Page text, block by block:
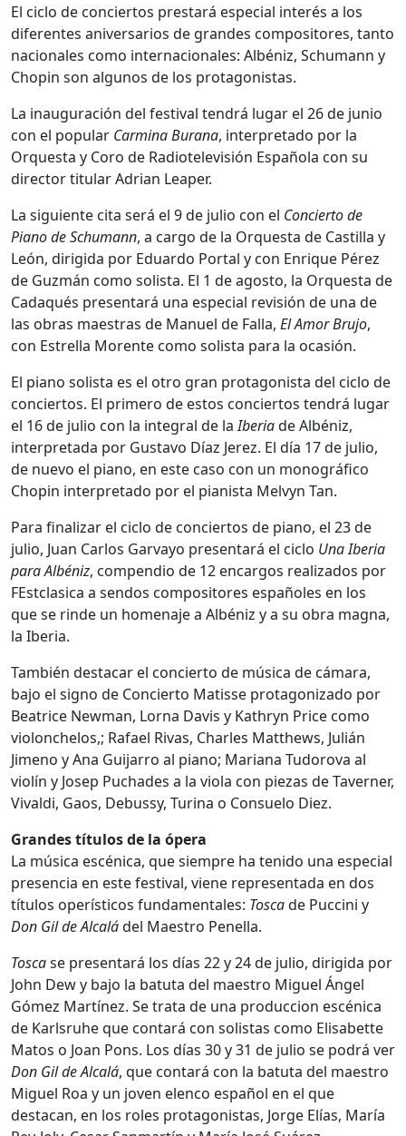
El ciclo de conciertos prestará especial interés a los
diferentes aniversarios de grandes compositores, tanto
nacionales como internacionales: Albéniz, Schumann y
Chopin son algunos de los protagonistas.
La inauguración del festival tendrá lugar el 26 de junio
con el popular Carmina Burana, interpretado por la
Orquesta y Coro de Radiotelevisión Española con su
director titular Adrian Leaper.
La siguiente cita será el 9 de julio con el Concierto de
Piano de Schumann, a cargo de la Orquesta de Castilla y
León, dirigida por Eduardo Portal y con Enrique Pérez
de Guzmán como solista. El 1 de agosto, la Orquesta de
Cadaqués presentará una especial revisión de una de
las obras maestras de Manuel de Falla, El Amor Brujo,
con Estrella Morente como solista para la ocasión.
El piano solista es el otro gran protagonista del ciclo de
conciertos. El primero de estos conciertos tendrá lugar
el 16 de julio con la integral de laIberiade Albéniz,
interpretada por Gustavo Díaz Jerez. El día 17 de julio,
de nuevo el piano, en este caso con un monográfico
Chopin interpretado por el pianista Melvyn Tan.
Para finalizar el ciclo de conciertos de piano, el 23 de
julio, Juan Carlos Garvayo presentará el ciclo Una Iberia
para Albéniz, compendio de 12 encargos realizados por
FEstclasica a sendos compositores españoles en los
que se rinde un homenaje a Albéniz y a su obra magna,
la Iberia.
También destacar el concierto de música de cámara,
bajo el signo de Concierto Matisse protagonizado por
Beatrice Newman, Lorna Davis y Kathryn Price como
violonchelos,; Rafael Rivas, Charles Matthews, Julián
Jimeno y Ana Guijarro al piano; Mariana Tudorova al
violín y Josep Puchades a la viola con piezas de Taverner,
Vivaldi, Gaos, Debussy, Turina o Consuelo Diez.
Grandes títulos de la ópera
La música escénica, que siempre ha tenido una especial
presencia en este festival, viene representada en dos
títulos operísticos fundamentales: Toscade Puccini y
Don Gil de Alcaládel Maestro Penella.
Toscase presentará los días 22 y 24 de julio, dirigida por
John Dew y bajo la batuta del maestro Miguel Ángel
Gómez Martínez. Se trata de una produccion escénica
de Karlsruhe que contará con solistas como Elisabette
Matos o Joan Pons. Los días 30 y 31 de julio se podrá ver
Don Gil de Alcalá, que contará con la batuta del maestro
Miguel Roa y un joven elenco español en el que
destacan, en los roles protagonistas, Jorge Elías, María